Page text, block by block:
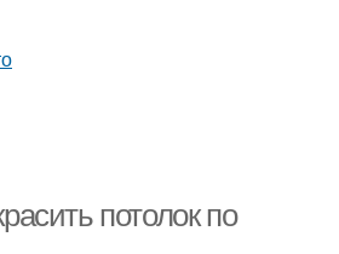
потолок по